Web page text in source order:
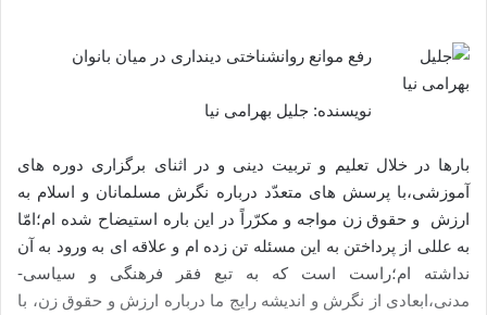
رفع موانع روانشناختی دینداری در میان بانوان
نویسنده: جلیل بهرامی نیا
بارها در خلال تعلیم و تربیت دینی و در اثنای برگزاری دوره های
آموزشی،با پرسش های متعدّد درباره نگرش مسلمانان و اسلام به
ارزش و حقوق زن مواجه و مکرّراً در این باره استیضاح شده ام؛امّا
به عللی از پرداختن به این مسئله تن زده ام و علاقه ای به ورود به آن
نداشته ام؛راست است که به تبع فقر فرهنگی و سیاسی-
مدنی،ابعادی از نگرش و اندیشه رایج ما درباره ارزش و حقوق زن، با